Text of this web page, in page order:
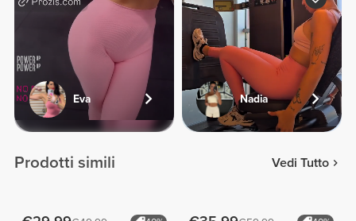
Eva Nadia
Prodotti simili Vedi Tutto